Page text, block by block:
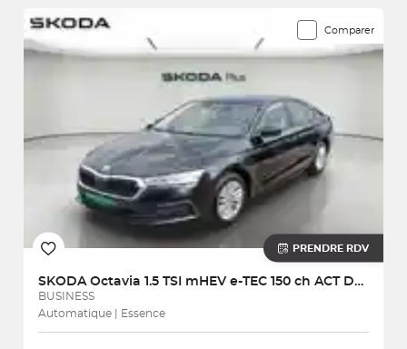
Comparer
PRENDRE RDV
SKODA Octavia 1.5 TSI mHEV e-TEC 150 ch ACT DSG7
BUSINESS
Automatique | Essence